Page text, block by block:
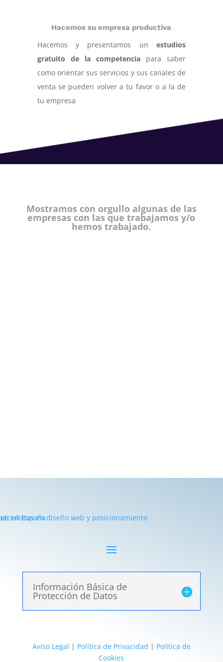
Hacemos su empresa productiva
Hacemos y presentamos unestudios
gratuito de la competencia para saber
como orientar sus servicios y sus canales de
venta se pueden volver a tu favor o a la de
tu empresa
Mostramos con orgullo algunas de las
empresas con las que trabajamos y/o
hemos trabajado.
Información Básica de
Protección de Datos
Aviso Legal | Política de Privacidad | Política de
Cookies